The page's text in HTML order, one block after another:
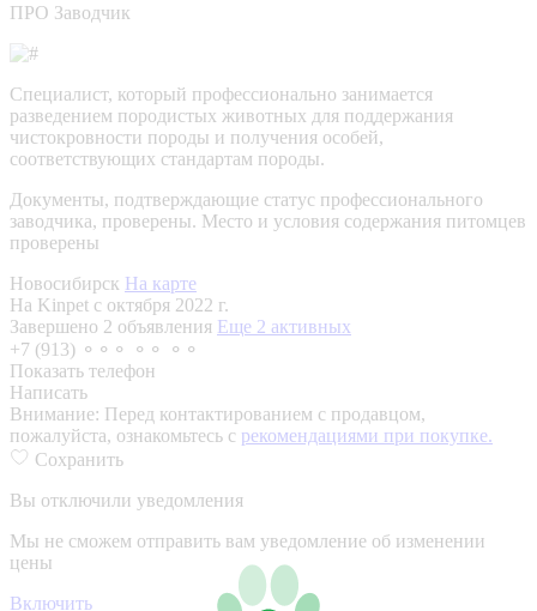
ПРО Заводчик
Специалист, который профессионально занимается
разведением породистых животных для поддержания
чистокровности породы и получения особей,
соответствующих стандартам породы.
Документы, подтверждающие статус профессионального
заводчика, проверены. Место и условия содержания питомцев
проверены
Новосибирск На карте
На Kinpet c октября 2022 г.
Завершено 2 объявления Еще 2 активных
+7 (913) ⚬⚬⚬ ⚬⚬ ⚬⚬
Показать телефон
Написать
Внимание: Перед контактированием с продавцом,
пожалуйста, ознакомьтесь с рекомендациями при покупке.
Сохранить
Вы отключили уведомления
Мы не сможем отправить вам уведомление об изменении
цены
Включить